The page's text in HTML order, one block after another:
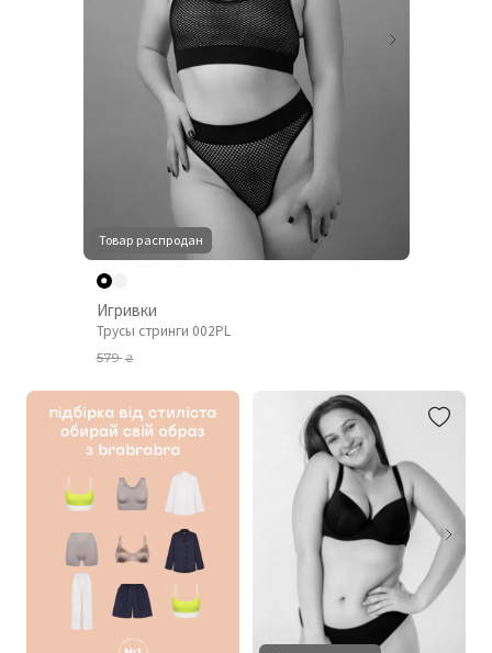
Товар распродан
Игривки
Трусы стринги 002PL
579₴